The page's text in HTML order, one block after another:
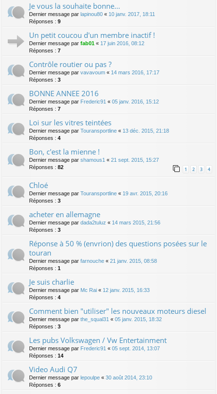
Je vous la souhaite bonne...
Dernier message par lapinou80 « 10 janv. 2017, 18:11
Réponses : 9
Un petit coucou d'un membre inactif !
Dernier message par fab01 « 17 juin 2016, 08:12
Réponses : 7
Contrôle routier ou pas ?
Dernier message par vavavoum « 14 mars 2016, 17:17
Réponses : 3
BONNE ANNEE 2016
Dernier message par Frederic91 « 05 janv. 2016, 15:12
Réponses : 7
Loi sur les vitres teintées
Dernier message par Touransportline « 13 déc. 2015, 21:18
Réponses : 4
Bon, c'est la mienne !
Dernier message par shamous1 « 21 sept. 2015, 15:27
Réponses : 82 1 2 3 4
Chloé
Dernier message par Touransportline « 19 avr. 2015, 20:16
Réponses : 3
acheter en allemagne
Dernier message par dada2tuluz « 14 mars 2015, 21:56
Réponses : 3
Réponse à 50 % (envrion) des questions posées sur le
touran
Dernier message par farnouche « 21 janv. 2015, 08:58
Réponses : 1
Je suis charlie
Dernier message par Mc Rai « 12 janv. 2015, 16:33
Réponses : 4
Comment bien "utiliser" les nouveaux moteurs diesel
Dernier message par the_squal31 « 05 janv. 2015, 18:32
Réponses : 3
Les pubs Volkswagen / Vw Entertainment
Dernier message par Frederic91 « 05 sept. 2014, 13:07
Réponses : 14
Video Audi Q7
Dernier message par lepoulpe « 30 août 2014, 23:10
Réponses : 6